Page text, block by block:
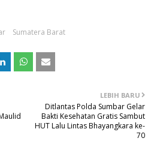
Sumatera Barat
LEBIH BARU
Ditlantas Polda Sumbar Gelar
Bakti Kesehatan Gratis Sambut
HUT Lalu Lintas Bhayangkara ke-
70